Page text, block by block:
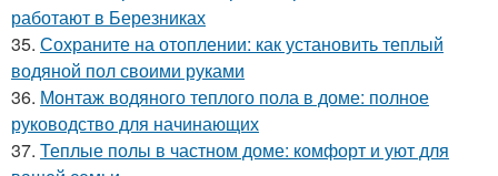
работают в Березниках
35. Сохраните на отоплении: как установить теплый
водяной пол своими руками
36. Монтаж водяного теплого пола в доме: полное
руководство для начинающих
37. Теплые полы в частном доме: комфорт и уют для